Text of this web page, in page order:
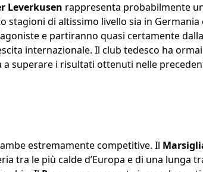
Leverkusen rappresenta probabilmente
stagioni di altissimo livello sia in Germania
e partiranno quasi certamente
internazionale. Il club tedesco ha ormai
superare i risultati ottenuti nelle
estremamente competitive. Il
tra le più calde d’Europa e di una lunga